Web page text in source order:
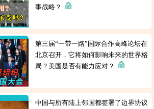
事战略？
第三届“一带一路”国际合作高峰论坛在
北京召开，它将如何影响未来的世界格
局？美国是否有能力应对？
中国与所有陆上邻国都签署了边界协议